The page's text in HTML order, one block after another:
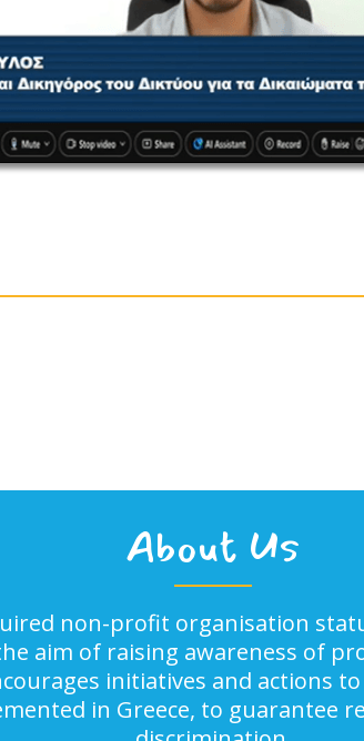
About Us
non-profit organisation
aim of raising awareness of
initiatives and actions
in Greece, to guarantee